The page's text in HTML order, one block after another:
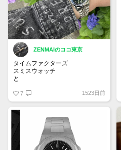
ZENMAIのココ東京
タイムファクターズ
スミスウォッチ
と
7 1523日前